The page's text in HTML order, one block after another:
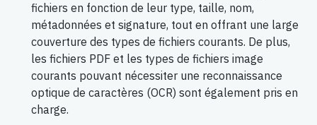
fichiers en fonction de leur type, taille, nom,
métadonnées et signature, tout en offrant une large
couverture des types de fichiers courants. De plus,
les fichiers PDF et les types de fichiers image
courants pouvant nécessiter une reconnaissance
optique de caractères (OCR) sont également pris en
charge.